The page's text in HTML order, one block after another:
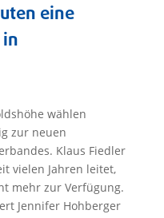
eine
wählen
zur neuen
Klaus Fiedler
vielen Jahren leitet,
mehr zur Verfügung.
Jennifer Hohberger